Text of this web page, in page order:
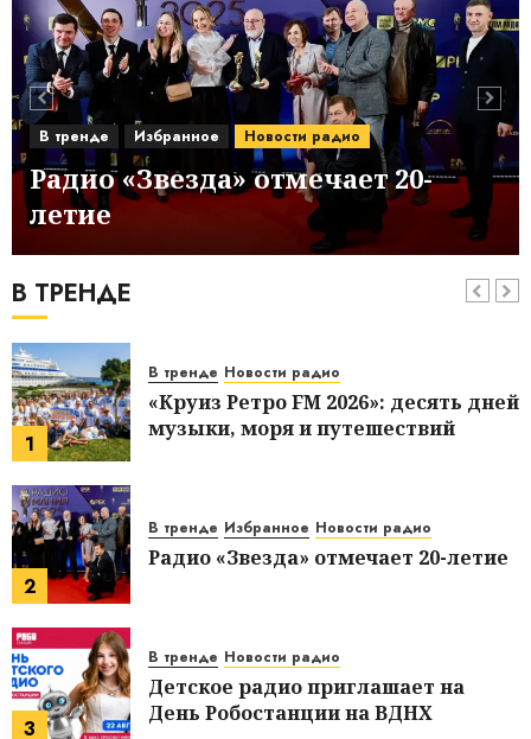
В тренде Избранное Новости радио
Радио «Звезда» отмечает 20-
летие
В ТРЕНДЕ
5
6
В тренде Новости радио
Радио ЭНЕРДЖИ (NRG) объединит
слушателей на «Забеге 2030»
7
Новости радио
«Радио 7» вновь проводит эфирную
1
В тренде Новости радио
«Круиз Ретро FM 2026»: десять дней
музыки, моря и путешествий
2
В тренде Избранное Новости радио
Радио «Звезда» отмечает 20-летие
3
В тренде Новости радио
Детское радио приглашает на
День Робостанции на ВДНХ